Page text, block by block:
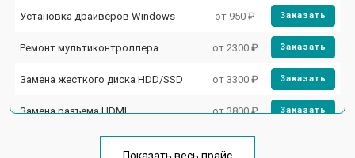
Установка драйверов Windows от 950 ₽ Заказать
Ремонт мультиконтроллера от 2300 ₽ Заказать
Замена жесткого диска HDD/SSD от 3300 ₽ Заказать
Замена разъема HDMI от 3800 ₽ Заказать